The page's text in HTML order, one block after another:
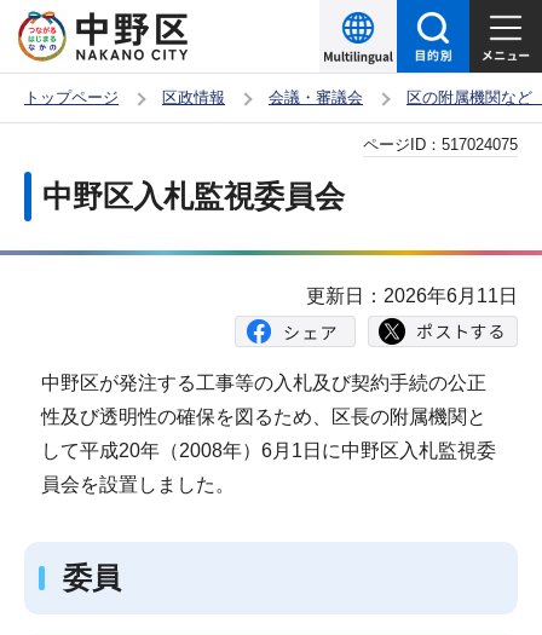
の
ー
頭
トップページ 区政情報 会議・審議会 区の附属機関など
中野区入札監視委員会
ページID： 517024075
更新日：2026年6月11日
中野区が発注する工事等の入札及び契約手続の公正
性及び透明性の確保を図るため、区長の附属機関と
して平成20年（2008年）6月1日に中野区入札監視委
員会を設置しました。
委員